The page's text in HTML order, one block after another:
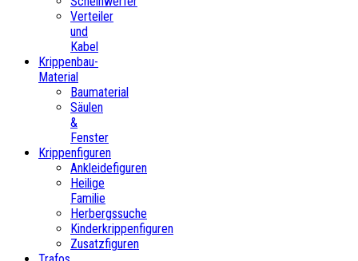
Verteiler
und
Kabel
Krippenbau-
Material
Baumaterial
Säulen
&
Fenster
Krippenfiguren
Ankleidefiguren
Heilige
Familie
Herbergssuche
Kinderkrippenfiguren
Zusatzfiguren